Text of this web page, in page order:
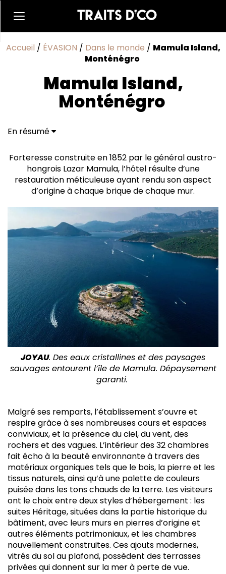
Accueil / ÉVASION / Dans le monde / Mamula Island,
Monténégro
Mamula Island,
Monténégro
En résumé
Forteresse construite en 1852 par le général austro-
hongrois Lazar Mamula, l’hôtel résulte d’une
restauration méticuleuse ayant rendu son aspect
d’origine à chaque brique de chaque mur.
JOYAU. Des eaux cristallines et des paysages
sauvages entourent l’île de Mamula. Dépaysement
garanti.
Malgré ses remparts, l’établissement s’ouvre et
respire grâce à ses nombreuses cours et espaces
conviviaux, et la présence du ciel, du vent, des
rochers et des vagues. L’intérieur des 32 chambres
fait écho à la beauté environnante à travers des
matériaux organiques tels que le bois, la pierre et les
tissus naturels, ainsi qu’à une palette de couleurs
puisée dans les tons chauds de la terre. Les visiteurs
ont le choix entre deux styles d’hébergement : les
suites Héritage, situées dans la partie historique du
bâtiment, avec leurs murs en pierres d’origine et
autres éléments patrimoniaux, et les chambres
nouvellement construites. Ces ajouts modernes,
vitrés du sol au plafond, possèdent des terrasses
privées qui donnent sur la mer à perte de vue.